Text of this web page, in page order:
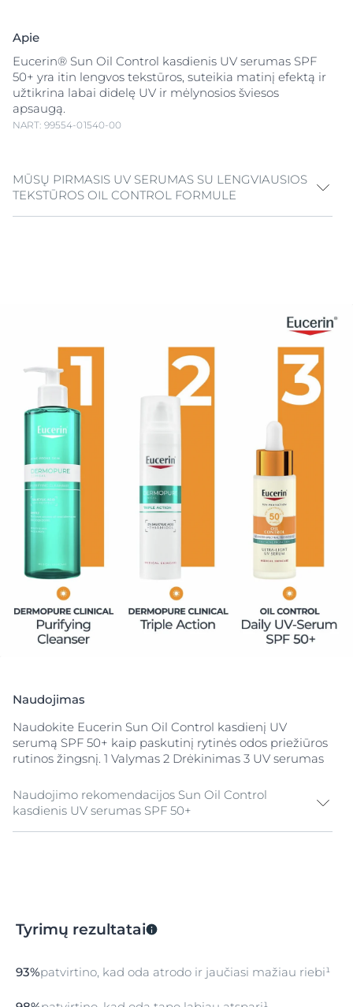
Apie
Eucerin® Sun Oil Control kasdienis UV serumas SPF
50+ yra itin lengvos tekstūros, suteikia matinį efektą ir
užtikrina labai didelę UV ir mėlynosios šviesos
apsaugą.
NART: 99554-01540-00
MŪSŲ PIRMASIS UV SERUMAS SU LENGVIAUSIOS
TEKSTŪROS OIL CONTROL FORMULE
- Palaiko apsaugą nuo oksidacinio streso, kurį sukelia
UV ir mėlynoji šviesa
- Palaiko apsaugą nuo saulės sukeliamo ankstyvo odos
senėjimo požymių matomumo didėjimo
Gliciretininė rūgštis
palaiko odos atsistatymo
mechanizmus.
2. Oil Control technologijasu riebalų išsiskyrimą
reguliuojančiu L-karnitinu ir lipidus sugeriančiomis
mikrodalelėmis, užtikrinanti ilgalaikį matinį efektą.
3. Apsauga nuo taršos poveikio odai su vitaminais
E bei provitaminu B5, apsaugančiais nuo laisvųjų
radikalų, kuriuos sukelia aplinkos veiksniai, pavyzdžiui,
Naudojimas
Naudokite Eucerin Sun Oil Control kasdienį UV
serumą SPF 50+ kaip paskutinį rytinės odos priežiūros
rutinos žingsnį. 1 Valymas 2 Drėkinimas 3 UV serumas
Naudojimo rekomendacijos Sun Oil Control
kasdienis UV serumas SPF 50+
Tepkite švariai nuvalytą, sausą veido, kaklo ir iškirptės
venkite patekimo į akis.
Tyrimų rezultatai
93%patvirtino, kad oda atrodo ir jaučiasi mažiau riebi¹